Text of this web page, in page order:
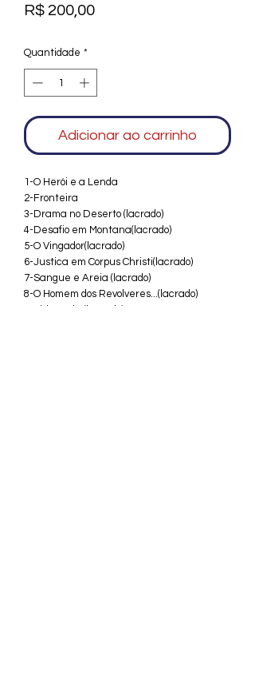
R$ 200,00Preço
Quantidade *
Adicionar ao carrinho
1-O Herói e a Lenda
2-Fronteira
3-Drama no Deserto (lacrado)
4-Desafio em Montana(lacrado)
5-O Vingador(lacrado)
6-Justica em Corpus Christi(lacrado)
7-Sangue e Areia (lacrado)
8-O Homem dos Revolveres...(lacrado)